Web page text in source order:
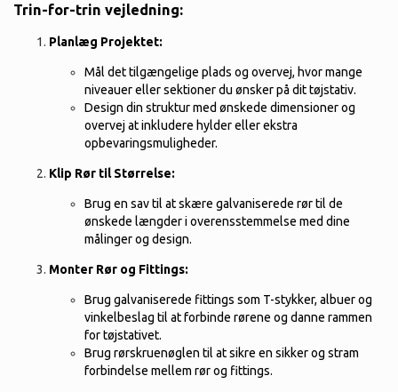
Trin-for-trin vejledning:
Planlæg Projektet:
Mål det tilgængelige plads og overvej, hvor mange
niveauer eller sektioner du ønsker på dit tøjstativ.
Design din struktur med ønskede dimensioner og
overvej at inkludere hylder eller ekstra
opbevaringsmuligheder.
Klip Rør til Størrelse:
Brug en sav til at skære galvaniserede rør til de
ønskede længder i overensstemmelse med dine
målinger og design.
Monter Rør og Fittings:
Brug galvaniserede fittings som T-stykker, albuer og
vinkelbeslag til at forbinde rørene og danne rammen
for tøjstativet.
Brug rørskruenøglen til at sikre en sikker og stram
forbindelse mellem rør og fittings.